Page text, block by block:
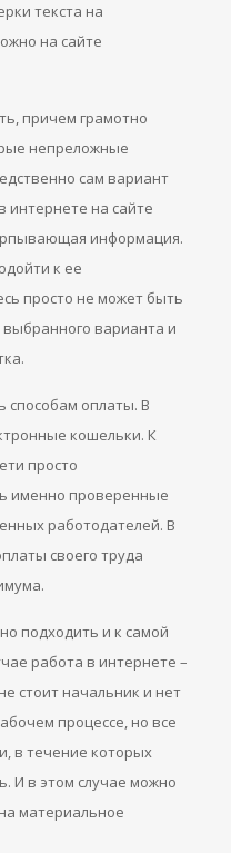
текста на
на сайте
причем грамотно
непреложные
сам вариант
интернете на сайте
информация.
к ее
просто не может быть
варианта и
способам оплаты. В
кошельки. К
просто
именно проверенные
работодателей. В
своего труда
подходить и к самой
работа в интернете –
стоит начальник и нет
процессе, но все
в течение которых
И в этом случае можно
материальное